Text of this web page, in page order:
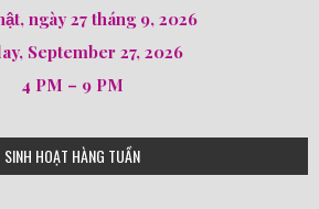
ngày 27 tháng 9, 2026
September 27, 2026
4 PM – 9 PM
SINH HOẠT HÀNG TUẦN